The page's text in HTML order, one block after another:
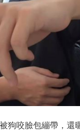
狗咬臉包繃帶，還